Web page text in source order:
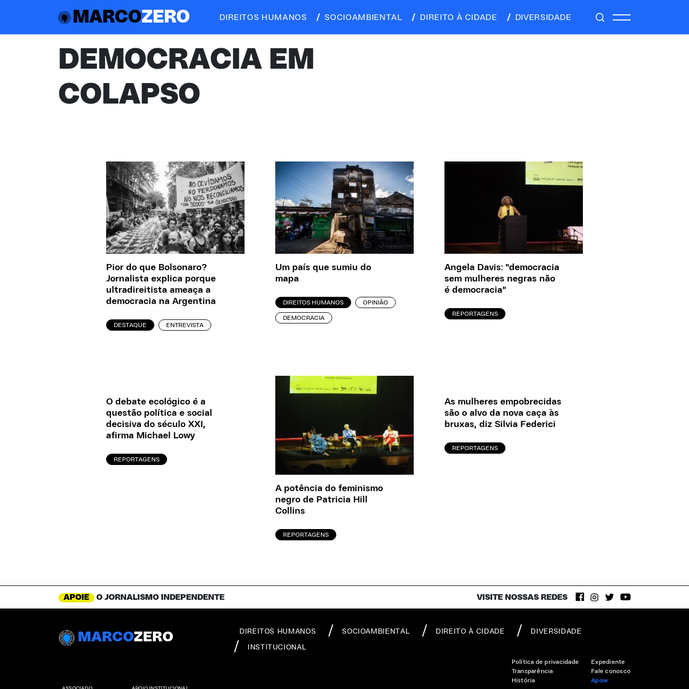
MARCOZERO DIREITOS HUMANOS SOCIOAMBIENTAL DIREITO À CIDADE DIVERSIDADE
DEMOCRACIA EM
COLAPSO
Pior do que Bolsonaro?
Jornalista explica porque
ultradireitista ameaça a
democracia na Argentina
DESTAQUE ENTREVISTA
Um país que sumiu do
mapa
DIREITOS HUMANOS OPINIÃO
DEMOCRACIA
Angela Davis: "democracia
sem mulheres negras não
é democracia"
REPORTAGENS
O debate ecológico é a
questão política e social
decisiva do século XXI,
afirma Michael Lowy
REPORTAGENS
A potência do feminismo
negro de Patricia Hill
Collins
REPORTAGENS
As mulheres empobrecidas
são o alvo da nova caça às
bruxas, diz Silvia Federici
REPORTAGENS
APOIE O JORNALISMO INDEPENDENTE VISITE NOSSAS REDES
MARCOZERO DIREITOS HUMANOS SOCIOAMBIENTAL DIREITO À CIDADE DIVERSIDADE
INSTITUCIONAL
Política de privacidade
Transparência
História
Expediente
Fale conosco
Apoie